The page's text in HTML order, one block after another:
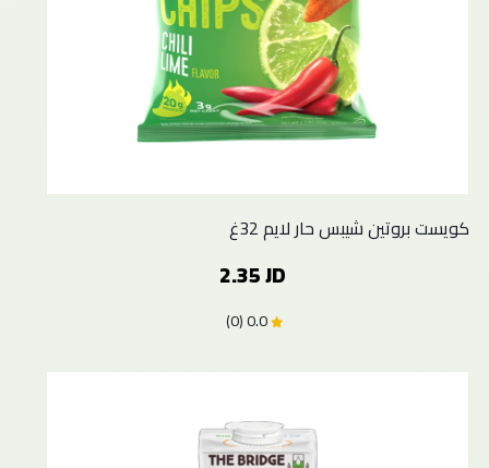
كويست بروتين شيبس حار لايم 32غ
2.35 JD